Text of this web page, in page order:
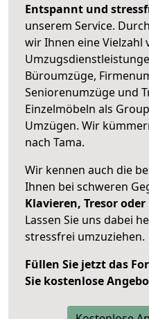
Entspannt und
unserem Service.
wir Ihnen eine Vielzahl
Büroumzüge,
Seniorenumzüge und
Einzelmöbeln als
Umzügen. Wir
nach Tama.
Wir kennen auch die
Ihnen bei schweren
Klavieren, Tresor
Lassen Sie uns dabei
stressfrei umzuziehen.
Füllen Sie jetzt das
Sie kostenlose